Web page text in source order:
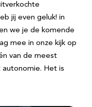
jij even geluk! in
we je de komende
mee in onze kijk op
van de meest
autonomie. Het is